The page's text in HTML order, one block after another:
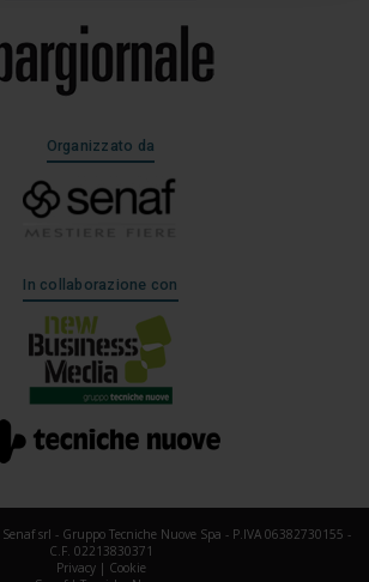
Organizzato da
In collaborazione con
srl - Gruppo Tecniche Nuove Spa - P.IVA 06382730155 -
C.F. 02213830371
Privacy| Cookie